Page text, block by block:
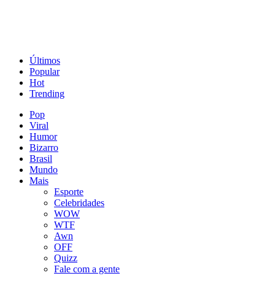
Últimos
Popular
Hot
Trending
Pop
Viral
Humor
Bizarro
Brasil
Mundo
Mais
Esporte
Celebridades
WOW
WTF
Awn
OFF
Quizz
Fale com a gente